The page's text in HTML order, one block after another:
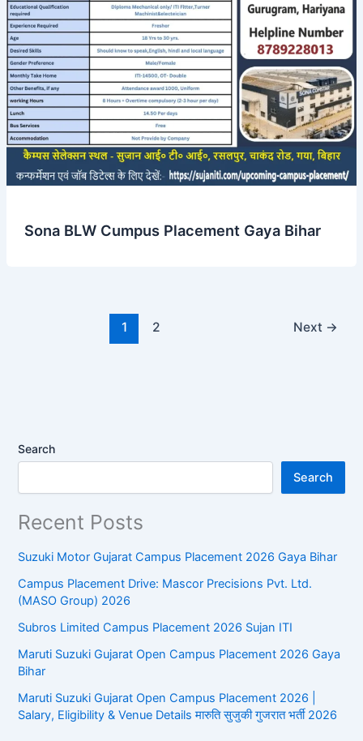
Sona BLW Cumpus Placement Gaya Bihar
1 2 Next →
Search
Search
Recent Posts
Suzuki Motor Gujarat Campus Placement 2026 Gaya Bihar
Campus Placement Drive: Mascor Precisions Pvt. Ltd.
(MASO Group) 2026
Subros Limited Campus Placement 2026 Sujan ITI
​Maruti Suzuki Gujarat Open Campus Placement 2026 Gaya
Bihar
​Maruti Suzuki Gujarat Open Campus Placement 2026 |
Salary, Eligibility & Venue Details ​मारुति सुजुकी गुजरात भर्ती 2026